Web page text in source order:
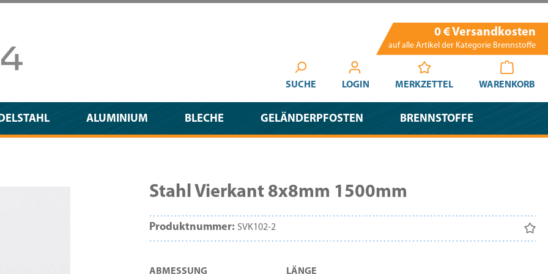
0 € Versandkosten
auf alle Artikel der Kategorie Brennstoffe
SUCHE LOGIN MERKZETTEL WARENKORB
ALUMINIUM BLECHE GELÄNDERPFOSTEN BRENNSTOFFE
Stahl Vierkant 8x8mm 1500mm
Produktnummer: SVK102-2
ABMESSUNG LÄNGE